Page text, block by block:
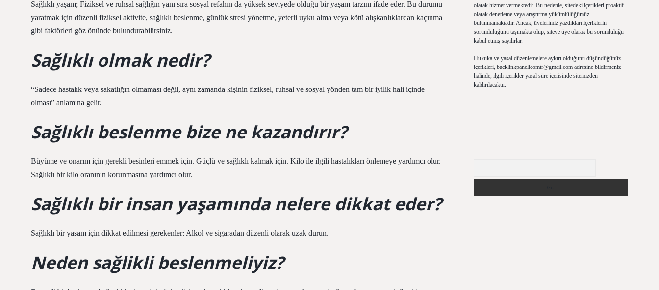
Sağlıklı yaşam; Fiziksel ve ruhsal sağlığın yanı sıra sosyal refahın da yüksek seviyede olduğu bir yaşam tarzını ifade eder. Bu durumu
yaratmak için düzenli fiziksel aktivite, sağlıklı beslenme, günlük stresi yönetme, yeterli uyku alma veya kötü alışkanlıklardan kaçınma
gibi faktörleri göz önünde bulundurabilirsiniz.
Sağlıklı olmak nedir?
“Sadece hastalık veya sakatlığın olmaması değil, aynı zamanda kişinin fiziksel, ruhsal ve sosyal yönden tam bir iyilik hali içinde
olması” anlamına gelir.
Sağlıklı beslenme bize ne kazandırır?
Büyüme ve onarım için gerekli besinleri emmek için. Güçlü ve sağlıklı kalmak için. Kilo ile ilgili hastalıkları önlemeye yardımcı olur.
Sağlıklı bir kilo oranının korunmasına yardımcı olur.
Sağlıklı bir insan yaşamında nelere dikkat eder?
Sağlıklı bir yaşam için dikkat edilmesi gerekenler: Alkol ve sigaradan düzenli olarak uzak durun.
Neden sağlikli beslenmeliyiz?
olarak hizmet vermektedir. Bu nedenle, sitedeki içerikleri proaktif
olarak denetleme veya araştırma yükümlülüğümüz
bulunmamaktadır. Ancak, üyelerimiz yazdıkları içeriklerin
sorumluluğunu taşımakta olup, siteye üye olarak bu sorumluluğu
kabul etmiş sayılırlar.
Hukuka ve yasal düzenlemelere aykırı olduğunu düşündüğünüz
içerikleri, backlinkpanelicomtr@gmail.comadresine bildirmeniz
halinde, ilgili içerikler yasal süre içerisinde sitemizden
kaldırılacaktır.